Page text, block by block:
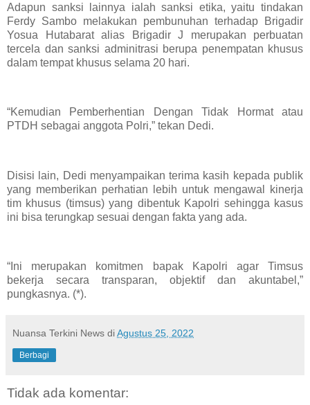
Adapun sanksi lainnya ialah sanksi etika, yaitu tindakan
Ferdy Sambo melakukan pembunuhan terhadap Brigadir
Yosua Hutabarat alias Brigadir J merupakan perbuatan
tercela dan sanksi adminitrasi berupa penempatan khusus
dalam tempat khusus selama 20 hari.
“Kemudian Pemberhentian Dengan Tidak Hormat atau
PTDH sebagai anggota Polri,” tekan Dedi.
Disisi lain, Dedi menyampaikan terima kasih kepada publik
yang memberikan perhatian lebih untuk mengawal kinerja
tim khusus (timsus) yang dibentuk Kapolri sehingga kasus
ini bisa terungkap sesuai dengan fakta yang ada.
“Ini merupakan komitmen bapak Kapolri agar Timsus
bekerja secara transparan, objektif dan akuntabel,”
pungkasnya. (*).
Nuansa Terkini News diAgustus 25, 2022
Berbagi
Tidak ada komentar: